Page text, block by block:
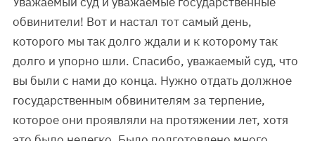
обвинители! Вот и настал тот самый день,
которого мы так долго ждали и к которому так
долго и упорно шли. Спасибо, уважаемый суд, что
вы были с нами до конца. Нужно отдать должное
государственным обвинителям за терпение,
которое они проявляли на протяжении лет, хотя